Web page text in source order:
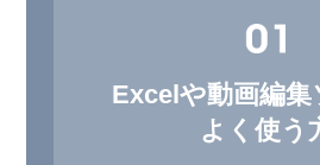
Excelや動画編集
よく使う